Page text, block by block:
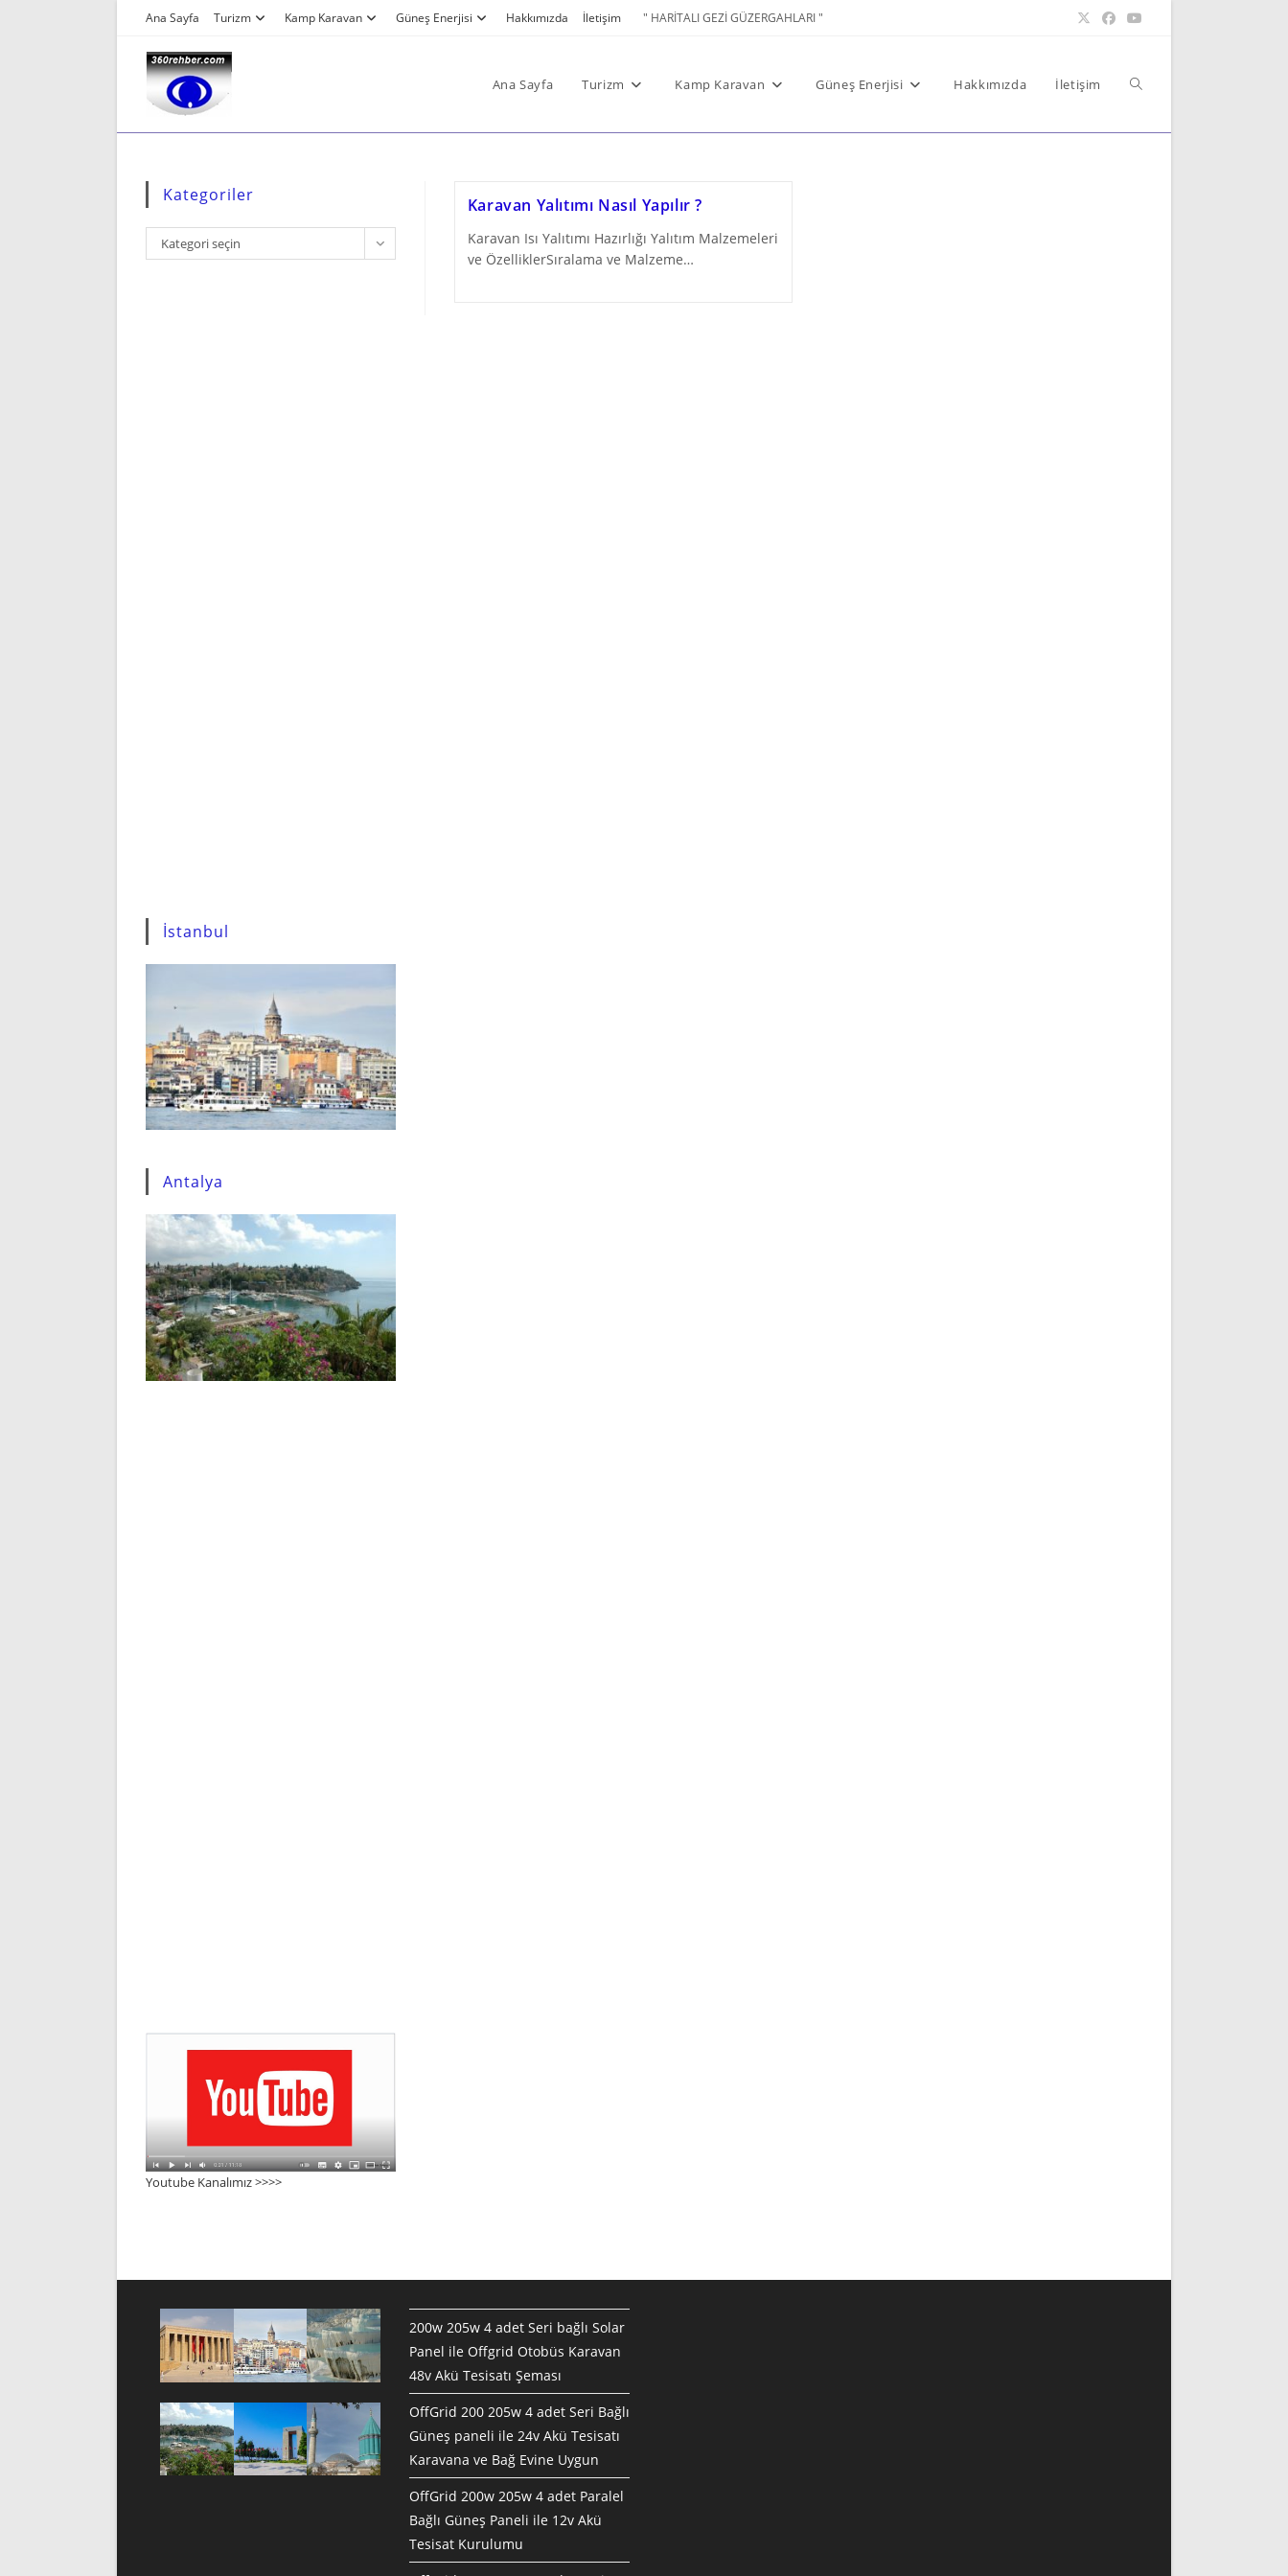
Ana Sayfa Turizm Kamp Karavan Güneş Enerjisi Hakkımızda İletişim " HARİTALI GEZİ GÜZERGAHLARI "
Ana Sayfa Turizm Kamp Karavan Güneş Enerjisi Hakkımızda İletişim Toggle
Karavan Yalıtımı Nasıl Yapılır ?
Karavan Isı Yalıtımı Hazırlığı Yalıtım Malzemeleri
ve ÖzelliklerSıralama ve Malzeme…
Kategoriler
Kategoriler
Kategori seçin
İstanbul
Antalya
Youtube Kanalımız >>>>
200w 205w 4 adet Seri bağlı Solar
Panel ile Offgrid Otobüs Karavan
48v Akü Tesisatı Şeması
OffGrid 200 205w 4 adet Seri Bağlı
Güneş paneli ile 24v Akü Tesisatı
Karavana ve Bağ Evine Uygun
OffGrid 200w 205w 4 adet Paralel
Bağlı Güneş Paneli ile 12v Akü
Tesisat Kurulumu